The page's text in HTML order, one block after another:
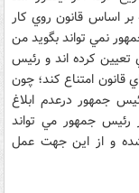
اساس قانون روي کار
نمي تواند بگويد من
تعيين کرده اند و رئيس
قانون امتناع کند؛ چون
جمهور درعدم ابلاغ
رئيس جمهور مي تواند
و از اين جهت عمل